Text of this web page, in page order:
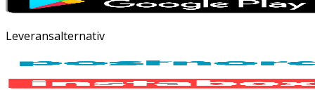
Leveransalternativ